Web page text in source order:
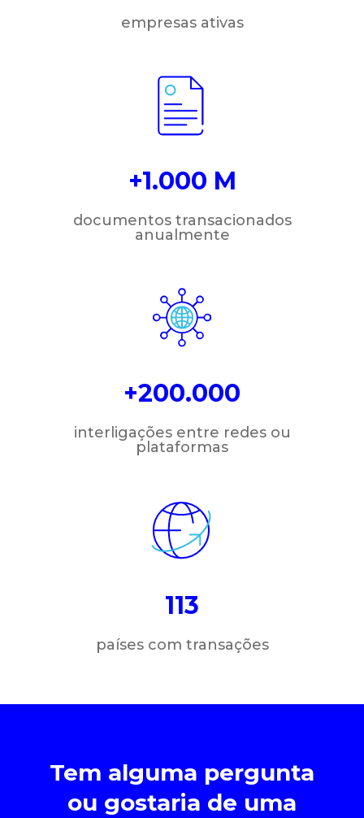
empresas ativas
+1.000 M
documentos transacionados
anualmente
+200.000
interligações entre redes ou
plataformas
113
países com transações
Tem alguma pergunta
ou gostaria de uma